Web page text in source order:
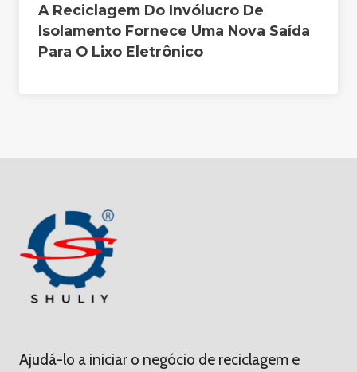
A Reciclagem Do Invólucro De
Isolamento Fornece Uma Nova Saída
Para O Lixo Eletrônico
Ajudá-lo a iniciar o negócio de reciclagem e